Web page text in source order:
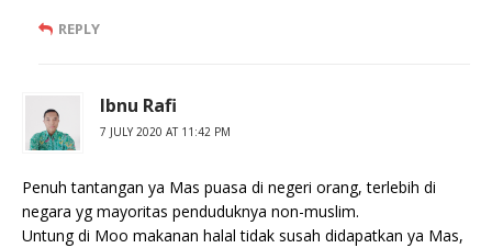
REPLY
Ibnu Rafi
7 JULY 2020 AT 11:42 PM
Penuh tantangan ya Mas puasa di negeri orang, terlebih di
negara yg mayoritas penduduknya non-muslim.
Untung di Moo makanan halal tidak susah didapatkan ya Mas,